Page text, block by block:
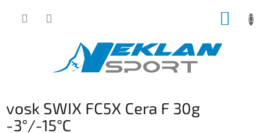
vosk SWIX FC5X Cera F 30g
-3°/-15°C